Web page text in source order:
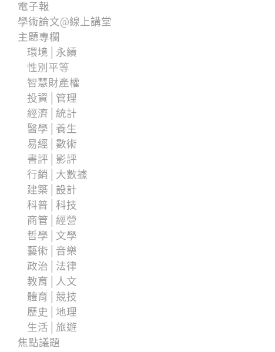
電子報
學術論文@線上講堂
主題專欄
環境│永續
性別平等
智慧財產權
投資│管理
經濟│統計
醫學│養生
易經│數術
書評│影評
行銷│大數據
建築│設計
科普│科技
商管│經營
哲學│文學
藝術│音樂
政治│法律
教育│人文
體育│競技
歷史│地理
生活│旅遊
焦點議題